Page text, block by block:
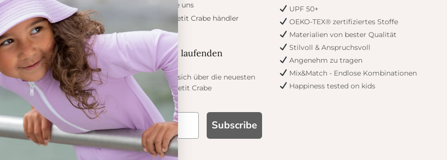
Crabe
Sonne
Kontaktieren Sie uns
Wollen sie ein Petit Crabe händler
werden?
Blieb auf dem laufenden
Informieren Sie sich über die neuesten
Angebote von Petit Crabe
Subscribe
UPF 50+
OEKO-TEX® zertifiziertes Stoffe
Materialien von bester Qualität
Stilvoll & Anspruchsvoll
Angenehm zu tragen
Mix&Match - Endlose Kombinationen
Happiness tested on kids